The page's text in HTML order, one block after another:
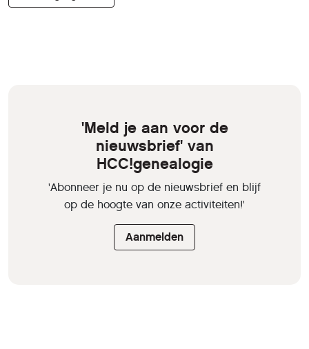
'Meld je aan voor de
nieuwsbrief' van
HCC!genealogie
'Abonneer je nu op de nieuwsbrief en blijf
op de hoogte van onze activiteiten!'
Aanmelden